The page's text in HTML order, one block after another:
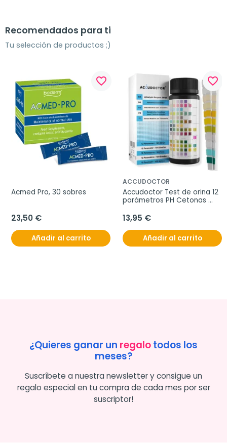
Recomendados para ti
Tu selección de productos ;)
favorite_border
Acmed Pro, 30 sobres
23,50 €
Añadir al carrito
favorite_border
ACCUDOCTOR
Accudoctor Test de orina 12
parámetros PH Cetonas
13,95 €
Añadir al carrito
¿Quieres ganar un regalotodos los
meses?
Suscríbete a nuestra newsletter y consigue un
regalo especial en tu compra de cada mes por ser
suscriptor!